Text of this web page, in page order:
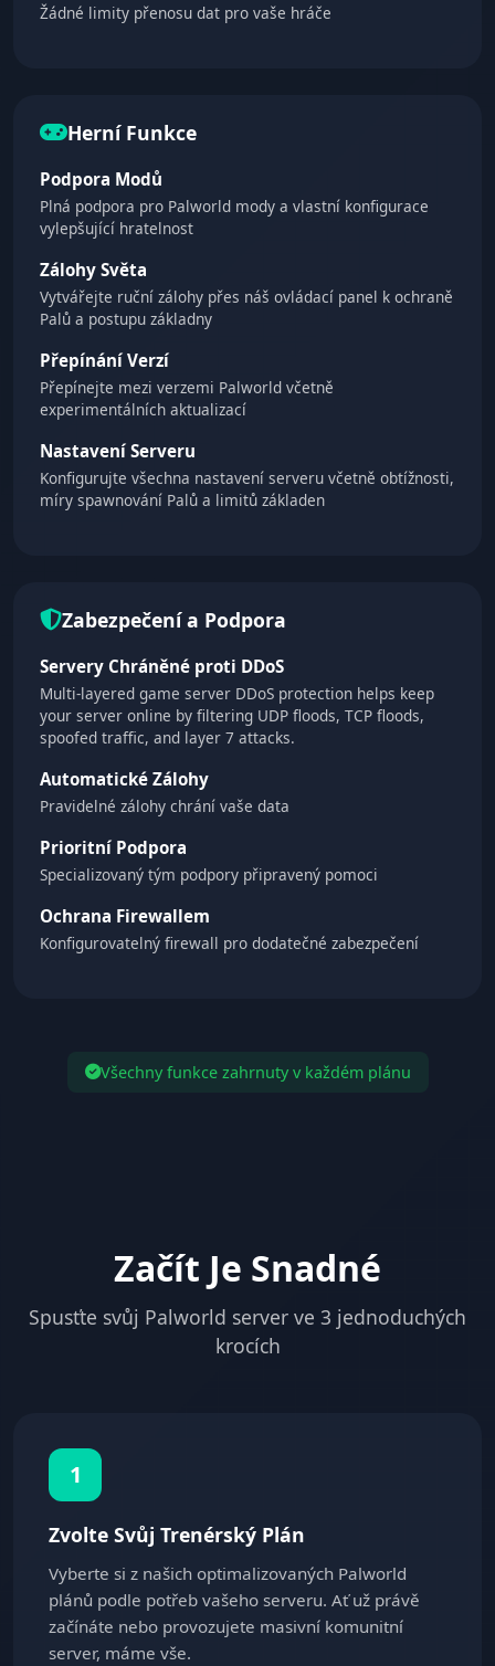
Žádné limity přenosu dat pro vaše hráče
Herní Funkce
Podpora Modů
Plná podpora pro Palworld mody a vlastní konfigurace
vylepšující hratelnost
Zálohy Světa
Vytvářejte ruční zálohy přes náš ovládací panel k ochraně
Palů a postupu základny
Přepínání Verzí
Přepínejte mezi verzemi Palworld včetně
experimentálních aktualizací
Nastavení Serveru
Konfigurujte všechna nastavení serveru včetně obtížnosti,
míry spawnování Palů a limitů základen
Zabezpečení a Podpora
Servery Chráněné proti DDoS
Multi-layered game server DDoS protection helps keep
your server online by filtering UDP floods, TCP floods,
spoofed traffic, and layer 7 attacks.
Automatické Zálohy
Pravidelné zálohy chrání vaše data
Prioritní Podpora
Specializovaný tým podpory připravený pomoci
Ochrana Firewallem
Konfigurovatelný firewall pro dodatečné zabezpečení
Všechny funkce zahrnuty v každém plánu
Začít Je Snadné
Spusťte svůj Palworld server ve 3 jednoduchých
krocích
1
Zvolte Svůj Trenérský Plán
Vyberte si z našich optimalizovaných Palworld
plánů podle potřeb vašeho serveru. Ať už právě
začínáte nebo provozujete masivní komunitní
server, máme vše.